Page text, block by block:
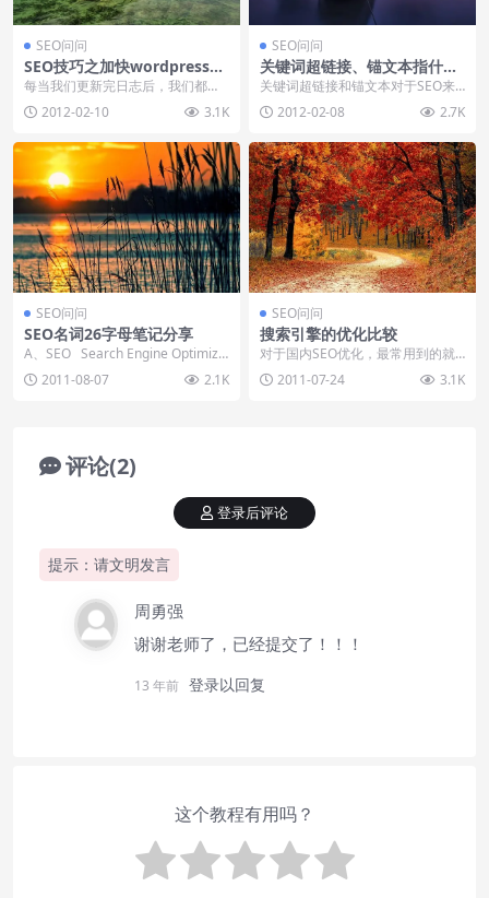
SEO问问
SEO技巧之加快wordpress网
站的收录进度
每当我们更新完日志后，我们都会
坐等搜索引擎来抓取收录你的最新
日志，小川告诉你这只...
2012-02-10 3.1K
SEO问问
关键词超链接、锚文本指什
么？
关键词超链接和锚文本对于SEO来
言，指的是同样的概念，一般都叫
做超链接，这个在办...
2012-02-08 2.7K
SEO问问
SEO名词26字母笔记分享
A、SEO Search Engine Optimiza
tion 搜索引擎...
2011-08-07 2.1K
SEO问问
搜索引擎的优化比较
对于国内SEO优化，最常用到的就
是百度搜索和谷歌搜索引擎了，随
着谷歌退出中国，国...
2011-07-24 3.1K
评论(2)
提示：请文明发言
登录后评论
周勇强
谢谢老师了，已经提交了！！！
13 年前 登录以回复
这个教程有用吗？